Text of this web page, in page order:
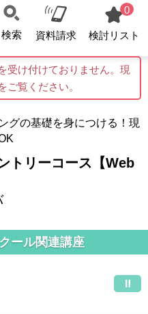
検索 資料請求
0
検討リスト
受け付けておりません。現
ご覧ください。
グの基礎を身につける！現
トリーコース【Web
ール関連講座